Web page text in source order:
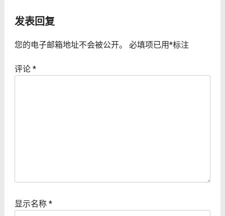
发表回复
您的电子邮箱地址不会被公开。 必填项已用*标注
评论 *
显示名称 *